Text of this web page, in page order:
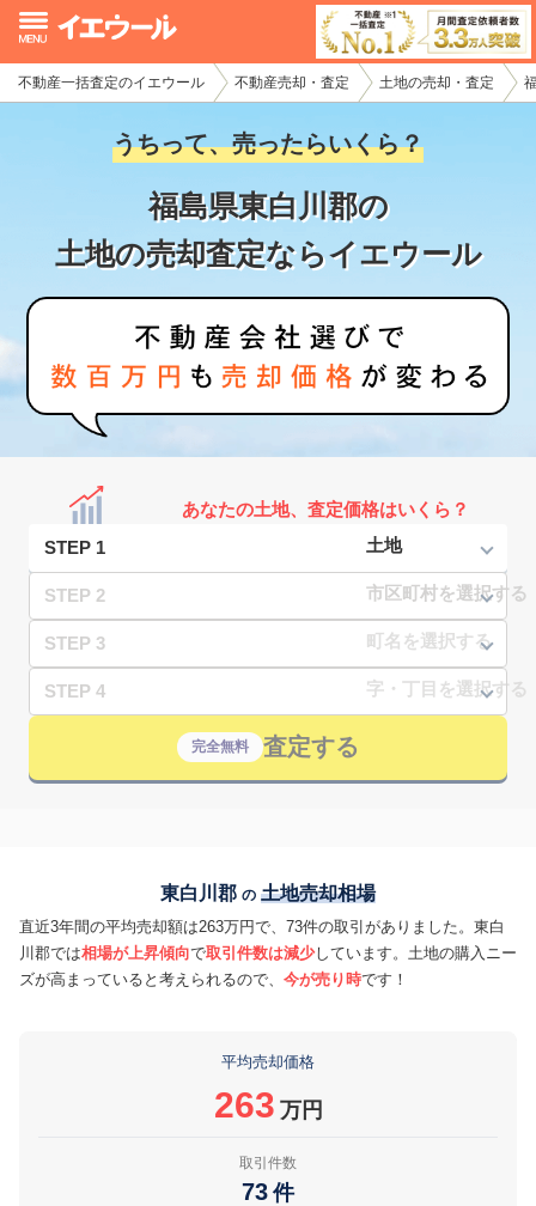
不動産一括査定のイエウール 不動産売却・査定 土地の売却・査定
うちって、売ったらいくら？
福島県東白川郡の
土地の売却査定ならイエウール
あなたの土地、査定価格はいくら？
STEP 1
STEP 2
STEP 3
STEP 4
完全無料 査定する
東白川郡 の 土地売却相場
直近3年間の平均売却額は263万円で、73件の取引がありました。東白
川郡では相場が上昇傾向で取引件数は減少しています。土地の購入ニー
ズが高まっていると考えられるので、 今が売り時です！
平均売却価格
263 万円
取引件数
73 件
イエウール加盟希望の不動産会社様
初めての方へ
不動産売却の流れ
不動産の売却・一括査定
家査定シミュレーター
お問い合わせ